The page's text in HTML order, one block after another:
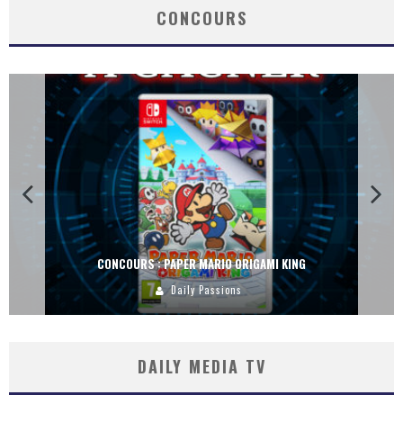
CONCOURS
CONCOURS : PAPER MARIO ORIGAMI KING
Daily Passions
DAILY MEDIA TV